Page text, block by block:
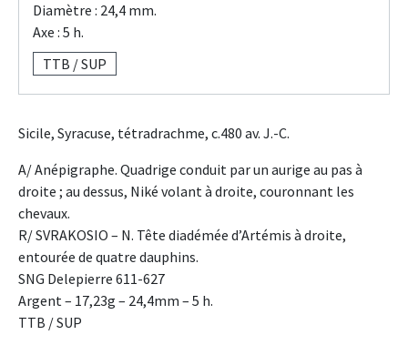
Diamètre : 24,4 mm.
Axe : 5 h.
TTB / SUP
Sicile, Syracuse, tétradrachme, c.480 av. J.-C.
A/ Anépigraphe. Quadrige conduit par un aurige au pas à
droite ; au dessus, Niké volant à droite, couronnant les
chevaux.
R/ SVRAKOSIO – N. Tête diadémée d’Artémis à droite,
entourée de quatre dauphins.
SNG Delepierre 611-627
Argent – 17,23g – 24,4mm – 5 h.
TTB / SUP